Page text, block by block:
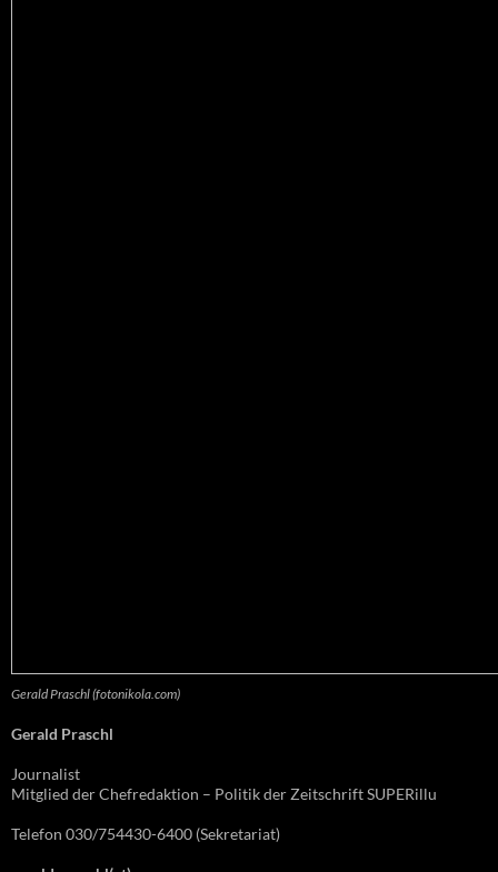
Gerald Praschl (fotonikola.com)
Gerald Praschl
Journalist
Mitglied der Chefredaktion – Politik der Zeitschrift SUPERillu
Telefon 030/754430-6400 (Sekretariat)